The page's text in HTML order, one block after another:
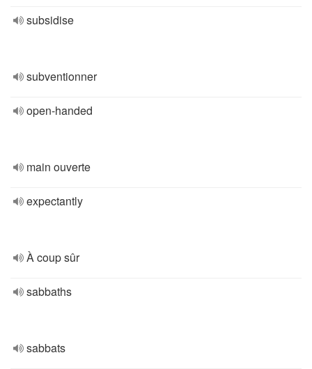
subsidise
subventionner
open-handed
main ouverte
expectantly
À coup sûr
sabbaths
sabbats